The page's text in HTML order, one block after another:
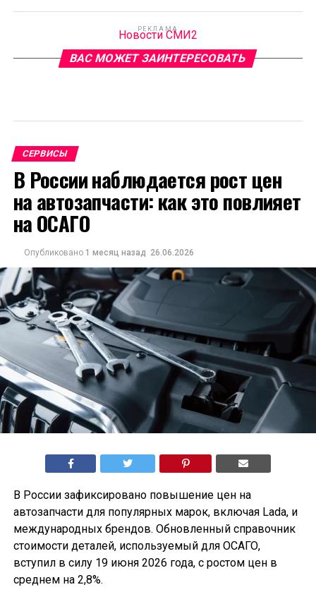
РЕКЛАМА
Новости СМИ2
ВАС МОЖЕТ ЗАИНТЕРЕСОВАТЬ
СЕРВИСЫ
В России наблюдается рост цен
на автозапчасти: как это повлияет
на ОСАГО
Опубликовано 1 месяц назад 26.06.2026
В России зафиксировано повышение цен на
автозапчасти для популярных марок, включая Lada, и
международных брендов. Обновленный справочник
стоимости деталей, используемый для ОСАГО,
вступил в силу 19 июня 2026 года, с ростом цен в
среднем на 2,8%.